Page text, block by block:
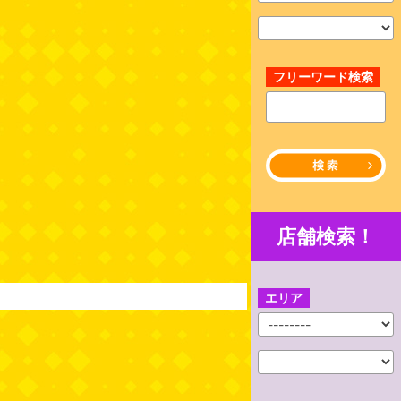
フリーワード検索
店舗検索！
エリア